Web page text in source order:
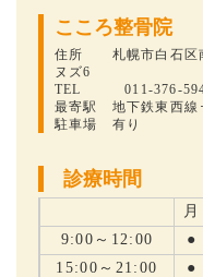
こころ整骨院
住所 札幌市白石区南
ヌズ6
TEL 011-376-
最寄駅 地下鉄東西線
駐車場 有り
診療時間
月
9:00～12:00
●
15:00～21:00
●